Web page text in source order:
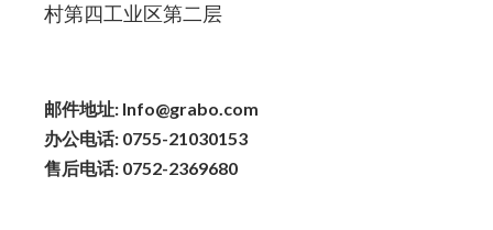
村第四工业区第二层
邮件地址: Info@grabo.com
办公电话: 0755-21030153
售后电话: 0752-2369680